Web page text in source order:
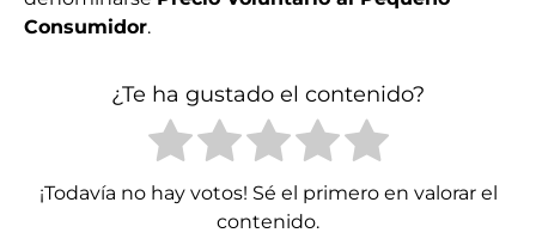
Consumidor.
¿Te ha gustado el contenido?
¡Todavía no hay votos! Sé el primero en valorar el
contenido.